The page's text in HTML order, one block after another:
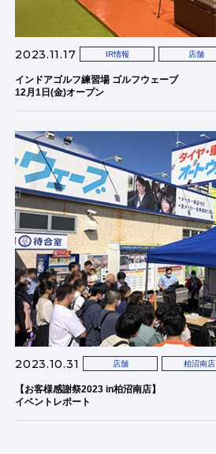
2023.11.17 IR情報 店舗
インドアゴルフ練習場 ゴルフウェーブ
12月1日(金)オープン
2023.10.31 店舗 柏沼南店
【お客様感謝祭2023 in柏沼南店】
イベントレポート